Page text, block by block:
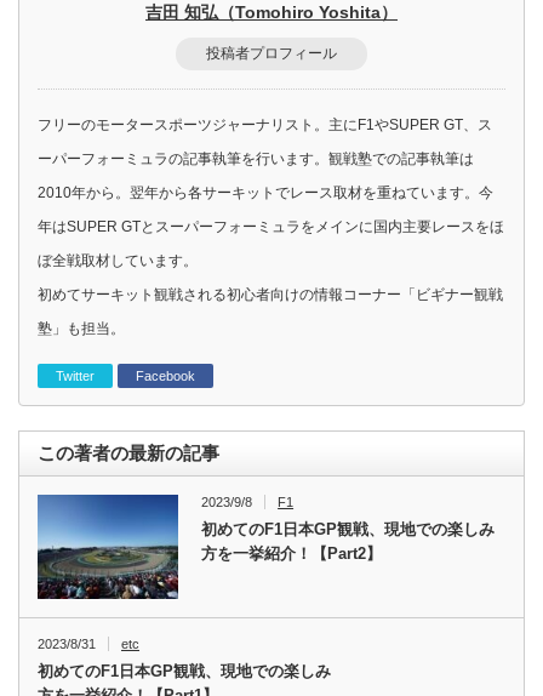
吉田 知弘（Tomohiro Yoshita）
投稿者プロフィール
フリーのモータースポーツジャーナリスト。主にF1やSUPER GT、ス
ーパーフォーミュラの記事執筆を行います。観戦塾での記事執筆は
2010年から。翌年から各サーキットでレース取材を重ねています。今
年はSUPER GTとスーパーフォーミュラをメインに国内主要レースをほ
ぼ全戦取材しています。
初めてサーキット観戦される初心者向けの情報コーナー「ビギナー観戦
塾」も担当。
Twitter Facebook
この著者の最新の記事
2023/9/8 F1
初めてのF1日本GP観戦、現地での楽しみ
方を一挙紹介！【Part2】
2023/8/31 etc
初めてのF1日本GP観戦、現地での楽しみ